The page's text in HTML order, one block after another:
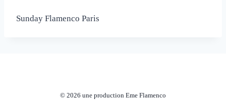
Sunday Flamenco Paris
© 2026 une production Eme Flamenco